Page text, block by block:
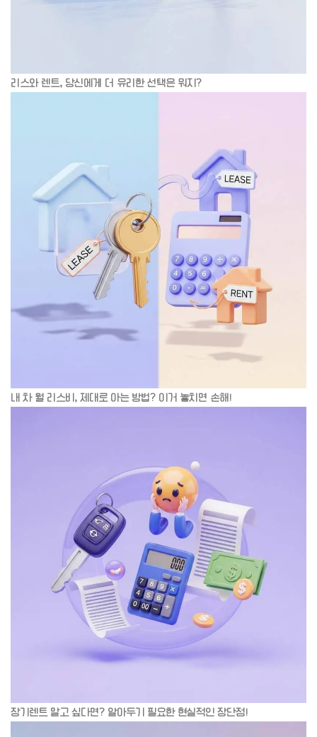
리스와 렌트, 당신에게 더 유리한 선택은 뭐지?
내 차 월 리스비, 제대로 아는 방법? 이거 놓치면 손해!
장기렌트 말고 싶다면? 알아두기 필요한 현실적인 장단점!